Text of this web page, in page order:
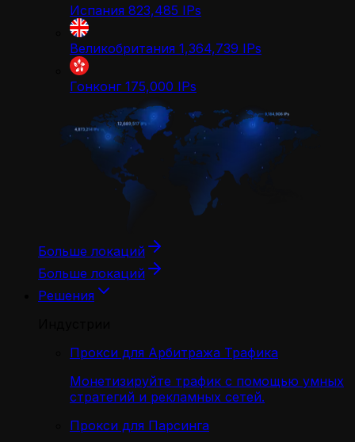
Испания 823,485 IPs
Великобритания 1,364,739 IPs
Гонконг 175,000 IPs
Больше локаций
Больше локаций
Решения
Прокси для Арбитража Трафика
Монетизируйте трафик с помощью умных
стратегий и рекламных сетей.
Прокси для Парсинга